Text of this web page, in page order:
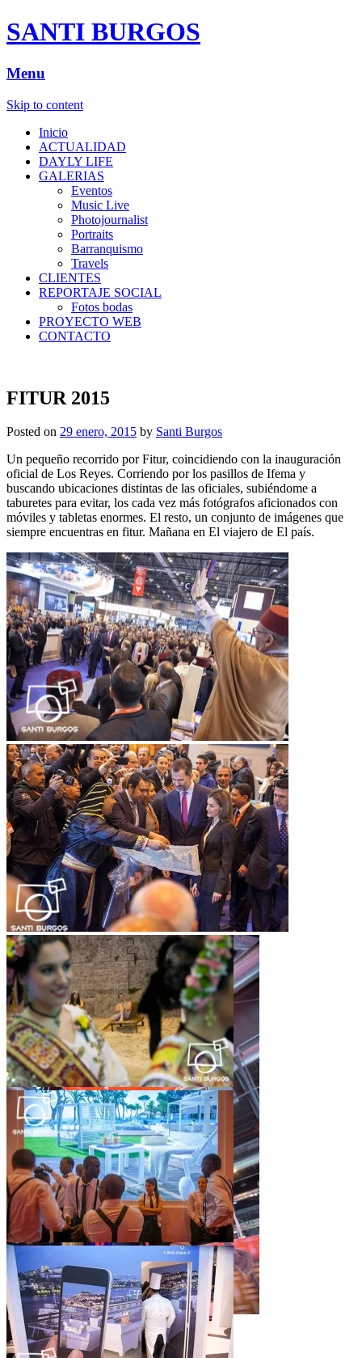
SANTI BURGOS
Menu
Skip to content
Inicio
ACTUALIDAD
DAYLY LIFE
GALERIAS
Eventos
Music Live
Photojournalist
Portraits
Barranquismo
Travels
CLIENTES
REPORTAJE SOCIAL
Fotos bodas
PROYECTO WEB
CONTACTO
FITUR 2015
Posted on 29 enero, 2015 by Santi Burgos
Un pequeño recorrido por Fitur, coincidiendo con la inauguración
oficial de Los Reyes. Corriendo por los pasillos de Ifema y
buscando ubicaciones distintas de las oficiales, subiéndome a
taburetes para evitar, los cada vez más fotógrafos aficionados con
móviles y tabletas enormes. El resto, un conjunto de imágenes que
siempre encuentras en fitur. Mañana en El viajero de El país.